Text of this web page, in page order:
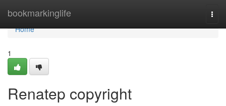
bookmarkinglife
Home
Home
1
Renatep copyright